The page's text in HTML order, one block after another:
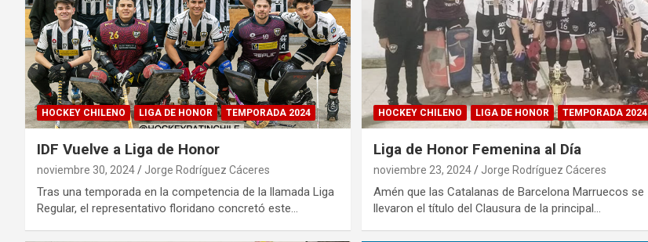
HOCKEY CHILENO LIGA DE HONOR TEMPORADA 2024
IDF Vuelve a Liga de Honor
noviembre 30, 2024 Jorge Rodríguez Cáceres
Tras una temporada en la competencia de la llamada Liga
Regular, el representativo floridano concretó este…
HOCKEY CHILENO LIGA DE HONOR TEMPORADA 2024
Liga de Honor Femenina al Día
noviembre 23, 2024 Jorge Rodríguez Cáceres
Amén que las Catalanas de Barcelona Marruecos se
llevaron el título del Clausura de la principal…